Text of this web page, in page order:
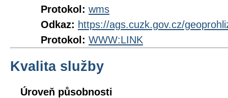
Protokol: wms
Odkaz: https://ags.cuzk.gov.cz/
Protokol: WWW:LINK
Kvalita služby
Úroveň působnosti